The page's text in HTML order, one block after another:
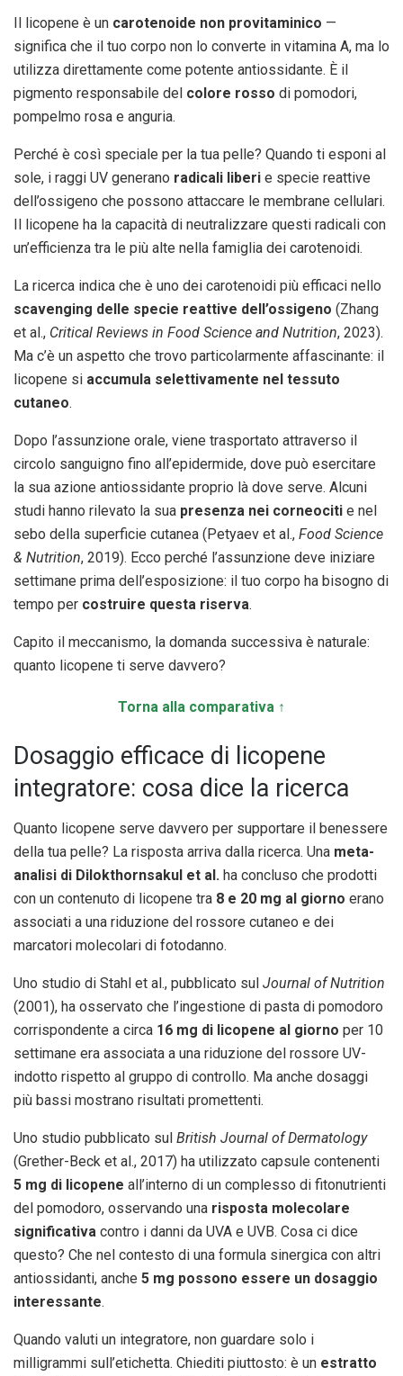
Il licopene è un carotenoide non provitaminico —
significa che il tuo corpo non lo converte in vitamina A, ma lo
utilizza direttamente come potente antiossidante. È il
pigmento responsabile del colore rosso di pomodori,
pompelmo rosa e anguria.
Perché è così speciale per la tua pelle? Quando ti esponi al
sole, i raggi UV generano radicali liberi e specie reattive
dell’ossigeno che possono attaccare le membrane cellulari.
Il licopene ha la capacità di neutralizzare questi radicali con
un’efficienza tra le più alte nella famiglia dei carotenoidi.
La ricerca indica che è uno dei carotenoidi più efficaci nello
scavenging delle specie reattive dell’ossigeno (Zhang
et al., Critical Reviews in Food Science and Nutrition, 2023).
Ma c’è un aspetto che trovo particolarmente affascinante: il
licopene si accumula selettivamente nel tessuto
cutaneo.
Dopo l’assunzione orale, viene trasportato attraverso il
circolo sanguigno fino all’epidermide, dove può esercitare
la sua azione antiossidante proprio là dove serve. Alcuni
studi hanno rilevato la sua presenza nei corneociti e nel
sebo della superficie cutanea (Petyaev et al., Food Science
& Nutrition, 2019). Ecco perché l’assunzione deve iniziare
settimane prima dell’esposizione: il tuo corpo ha bisogno di
tempo per costruire questa riserva.
Capito il meccanismo, la domanda successiva è naturale:
quanto licopene ti serve davvero?
Torna alla comparativa ↑
Dosaggio efficace di licopene
integratore: cosa dice la ricerca
Quanto licopene serve davvero per supportare il benessere
della tua pelle? La risposta arriva dalla ricerca. Una meta-
analisi di Dilokthornsakul et al. ha concluso che prodotti
con un contenuto di licopene tra 8 e 20 mg al giorno erano
associati a una riduzione del rossore cutaneo e dei
marcatori molecolari di fotodanno.
Uno studio di Stahl et al., pubblicato sul Journal of Nutrition
(2001), ha osservato che l’ingestione di pasta di pomodoro
corrispondente a circa 16 mg di licopene al giorno per 10
settimane era associata a una riduzione del rossore UV-
indotto rispetto al gruppo di controllo. Ma anche dosaggi
più bassi mostrano risultati promettenti.
Uno studio pubblicato sul British Journal of Dermatology
(Grether-Beck et al., 2017) ha utilizzato capsule contenenti
5 mg di licopene all’interno di un complesso di fitonutrienti
del pomodoro, osservando una risposta molecolare
significativa contro i danni da UVA e UVB. Cosa ci dice
questo? Che nel contesto di una formula sinergica con altri
antiossidanti, anche 5 mg possono essere un dosaggio
interessante.
Quando valuti un integratore, non guardare solo i
milligrammi sull’etichetta. Chiediti piuttosto: è un estratto